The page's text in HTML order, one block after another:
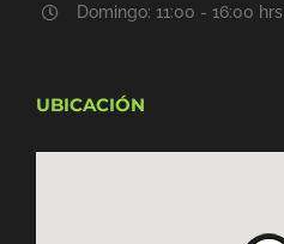
Domingo: 11:00 - 16:00 hrs
UBICACIÓN